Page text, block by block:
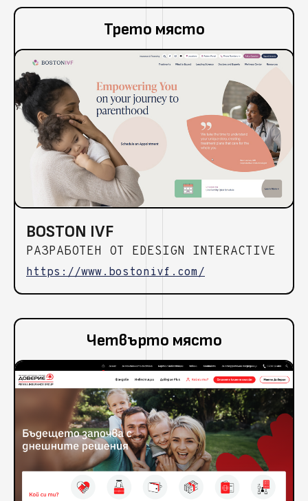
Трето място
BOSTON IVF
РАЗРАБОТЕН ОТ EDESIGN INTERACTIVE
https://www.bostonivf.com/
Четвърто място